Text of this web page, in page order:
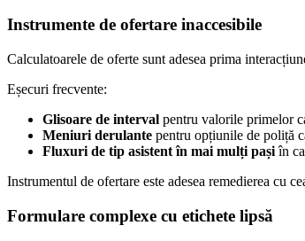
Instrumente de ofertare inaccesibile
Calculatoarele de oferte sunt adesea prima
Eșecuri frecvente:
Glisoare de interval pentru valorile primelor
Meniuri derulante pentru opțiunile de poliță
Fluxuri de tip asistent în mai mulți pașiîn
Instrumentul de ofertare este adesea remedierea cu
Formulare complexe cu etichete lipsă